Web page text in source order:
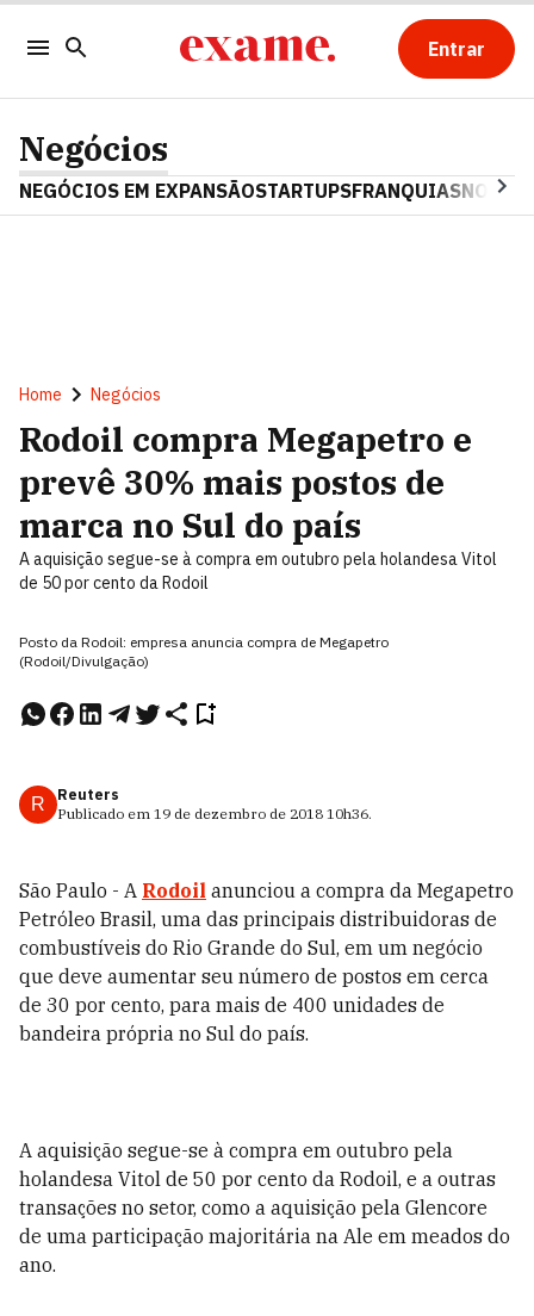
Entrar
Negócios
NEGÓCIOS EM EXPANSÃOSTARTUPSFRANQUIAS
Home Negócios
Rodoil compra Megapetro e
prevê 30% mais postos de
marca no Sul do país
A aquisição segue-se à compra em outubro pela holandesa Vitol
de 50 por cento da Rodoil
Posto da Rodoil: empresa anuncia compra de Megapetro
(Rodoil/Divulgação)
R
Reuters
Publicado em 19 de dezembro de 2018 10h36.
São Paulo - A Rodoil anunciou a compra da Megapetro
Petróleo Brasil, uma das principais distribuidoras de
combustíveis do Rio Grande do Sul, em um negócio
que deve aumentar seu número de postos em cerca
de 30 por cento, para mais de 400 unidades de
bandeira própria no Sul do país.
A aquisição segue-se à compra em outubro pela
holandesa Vitol de 50 por cento da Rodoil, e a outras
transações no setor, como a aquisição pela Glencore
de uma participação majoritária na Ale em meados do
ano.